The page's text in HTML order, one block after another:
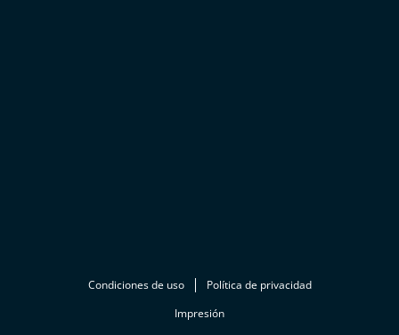
Condiciones de uso
Política de privacidad
Impresión